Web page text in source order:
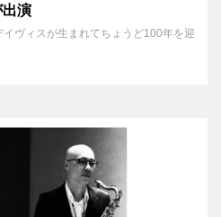
出演
ヴィスが生まれてちょうど100年を迎